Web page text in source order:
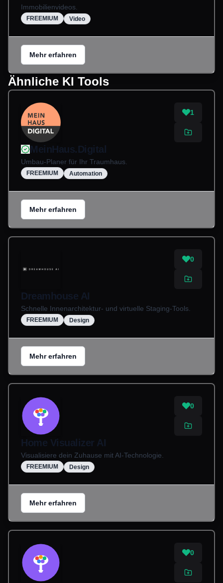
Immobilienvideos.
FREEMIUM Video
Mehr erfahren
Ähnliche KI Tools
1
MeinHaus.Digital
Umbau-Planer für Ihr Traumhaus.
FREEMIUM Automation
Mehr erfahren
0
Dreamhouse AI
Schnelle Innenarchitektur- und virtuelle Staging-Tools.
FREEMIUM Design
Mehr erfahren
0
Home Visualizer AI
Visualisiere dein Zuhause mit AI-Technologie.
FREEMIUM Design
Mehr erfahren
0